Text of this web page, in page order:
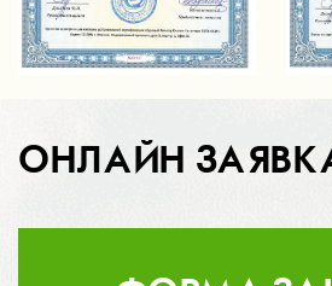
ОНЛАЙН